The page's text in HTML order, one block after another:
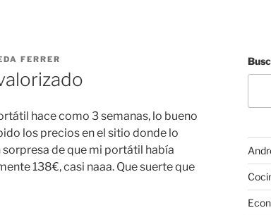
FERRER
hace como 3 semanas, lo bueno
los precios en el sitio donde lo
de que mi portátil había
138€, casi naaa. Que suerte que